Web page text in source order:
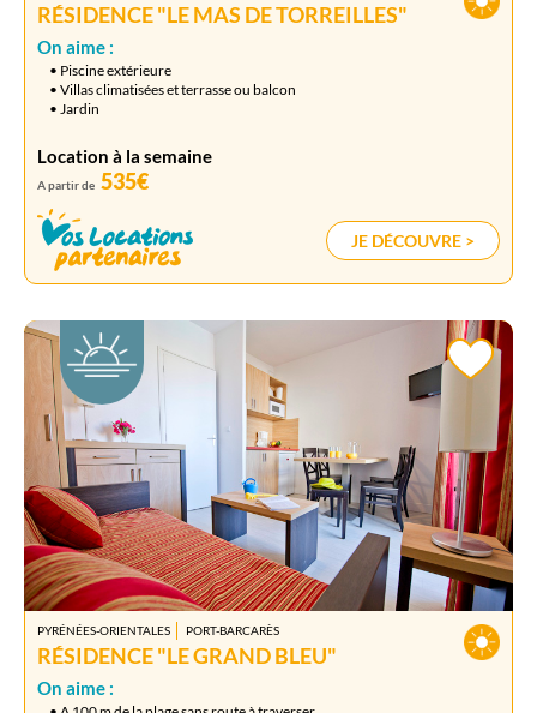
RÉSIDENCE "LE MAS DE TORREILLES"
On aime :
• Piscine extérieure
• Villas climatisées et terrasse ou balcon
• Jardin
Location à la semaine
A partir de 535€
JE DÉCOUVRE >
PYRÉNÉES-ORIENTALES PORT-BARCARÈS
RÉSIDENCE "LE GRAND BLEU"
On aime :